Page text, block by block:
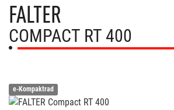
FALTER
COMPACT RT 400
e-Kompaktrad